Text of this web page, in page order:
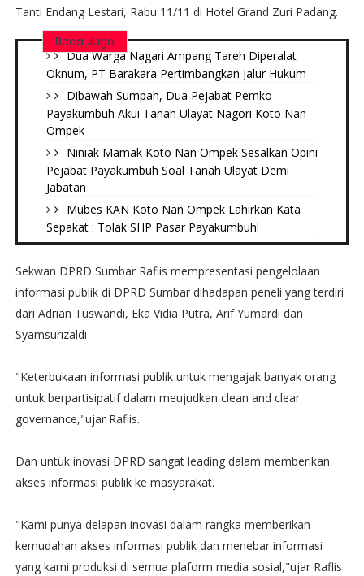
Tanti Endang Lestari, Rabu 11/11 di Hotel Grand Zuri Padang.
Baca Juga
Dua Warga Nagari Ampang Tareh Diperalat
Oknum, PT Barakara Pertimbangkan Jalur Hukum
Dibawah Sumpah, Dua Pejabat Pemko
Payakumbuh Akui Tanah Ulayat Nagori Koto Nan
Ompek
Niniak Mamak Koto Nan Ompek Sesalkan Opini
Pejabat Payakumbuh Soal Tanah Ulayat Demi
Jabatan
Mubes KAN Koto Nan Ompek Lahirkan Kata
Sepakat : Tolak SHP Pasar Payakumbuh!
Sekwan DPRD Sumbar Raflis mempresentasi pengelolaan
informasi publik di DPRD Sumbar dihadapan peneli yang terdiri
dari Adrian Tuswandi, Eka Vidia Putra, Arif Yumardi dan
Syamsurizaldi
"Keterbukaan informasi publik untuk mengajak banyak orang
untuk berpartisipatif dalam meujudkan clean and clear
governance,"ujar Raflis.
Dan untuk inovasi DPRD sangat leading dalam memberikan
akses informasi publik ke masyarakat.
"Kami punya delapan inovasi dalam rangka memberikan
kemudahan akses informasi publik dan menebar informasi
yang kami produksi di semua plaform media sosial,"ujar Raflis